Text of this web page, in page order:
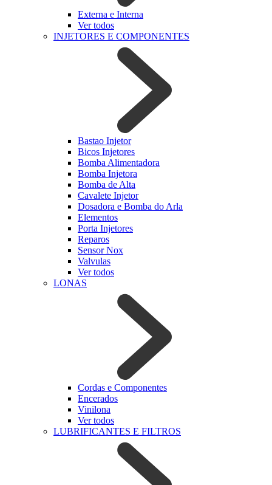
Externa e Interna
Ver todos
INJETORES E COMPONENTES
Bastao Injetor
Bicos Injetores
Bomba Alimentadora
Bomba Injetora
Bomba de Alta
Cavalete Injetor
Dosadora e Bomba do Arla
Elementos
Porta Injetores
Reparos
Sensor Nox
Valvulas
Ver todos
LONAS
Cordas e Componentes
Encerados
Vinilona
Ver todos
LUBRIFICANTES E FILTROS